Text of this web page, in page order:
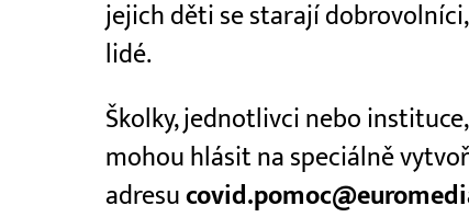
jejich děti se starají
lidé.
Školky, jednotlivci nebo
mohou hlásit na speciálně
adresu